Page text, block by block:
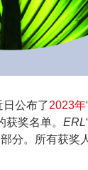
日公布了2023年
获奖名单。 ERL
分。所有获奖